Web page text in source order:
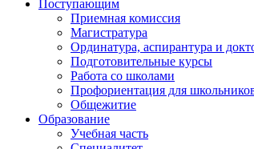
Поступающим
Приемная комиссия
Магистратура
Ординатура, аспирантура и
Подготовительные курсы
Работа со школами
Профориентация для
Общежитие
Образование
Учебная часть